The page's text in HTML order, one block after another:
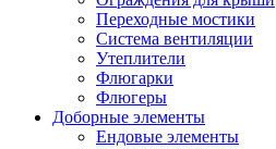
Переходные мостики
Система вентиляции
Утеплители
Флюгарки
Флюгеры
Доборные элементы
Ендовые элементы